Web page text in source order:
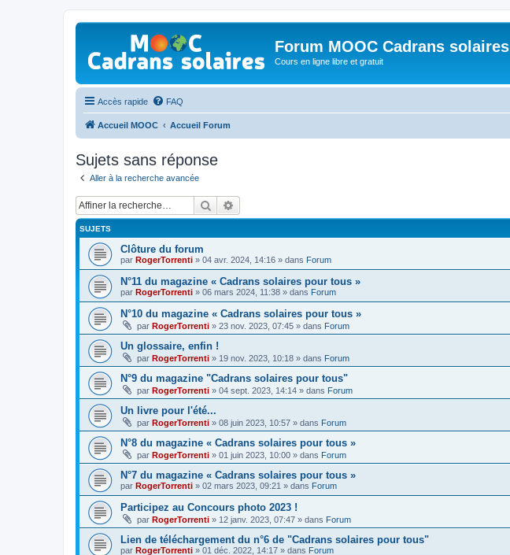
Forum MOOC Cadrans solaires
Cours en ligne libre et gratuit
Accès rapide FAQ
Accueil MOOC Accueil Forum
Sujets sans réponse
Aller à la recherche avancée
Rechercher
SUJETS
Clôture du forum
par RogerTorrenti » 04 avr. 2024, 14:16 » dans Forum
N°11 du magazine « Cadrans solaires pour tous »
par RogerTorrenti » 06 mars 2024, 11:38 » dans Forum
N°10 du magazine « Cadrans solaires pour tous »
par RogerTorrenti » 23 nov. 2023, 07:45 » dans Forum
Un glossaire, enfin !
par RogerTorrenti » 19 nov. 2023, 10:18 » dans Forum
N°9 du magazine "Cadrans solaires pour tous"
par RogerTorrenti » 04 sept. 2023, 14:14 » dans Forum
Un livre pour l'été...
par RogerTorrenti » 08 juin 2023, 10:57 » dans Forum
N°8 du magazine « Cadrans solaires pour tous »
par RogerTorrenti » 01 juin 2023, 10:00 » dans Forum
N°7 du magazine « Cadrans solaires pour tous »
par RogerTorrenti » 02 mars 2023, 09:21 » dans Forum
Participez au Concours photo 2023 !
par RogerTorrenti » 12 janv. 2023, 07:47 » dans Forum
Lien de téléchargement du n°6 de "Cadrans solaires pour tous"
par RogerTorrenti » 01 déc. 2022, 14:17 » dans Forum